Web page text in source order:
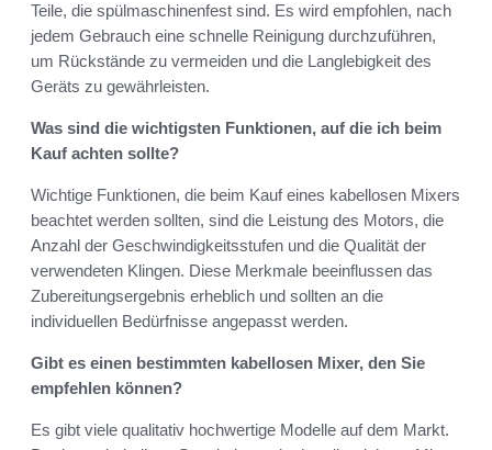
Teile, die spülmaschinenfest sind. Es wird empfohlen, nach
jedem Gebrauch eine schnelle Reinigung durchzuführen,
um Rückstände zu vermeiden und die Langlebigkeit des
Geräts zu gewährleisten.
Was sind die wichtigsten Funktionen, auf die ich beim
Kauf achten sollte?
Wichtige Funktionen, die beim Kauf eines kabellosen Mixers
beachtet werden sollten, sind die Leistung des Motors, die
Anzahl der Geschwindigkeitsstufen und die Qualität der
verwendeten Klingen. Diese Merkmale beeinflussen das
Zubereitungsergebnis erheblich und sollten an die
individuellen Bedürfnisse angepasst werden.
Gibt es einen bestimmten kabellosen Mixer, den Sie
empfehlen können?
Es gibt viele qualitativ hochwertige Modelle auf dem Markt.